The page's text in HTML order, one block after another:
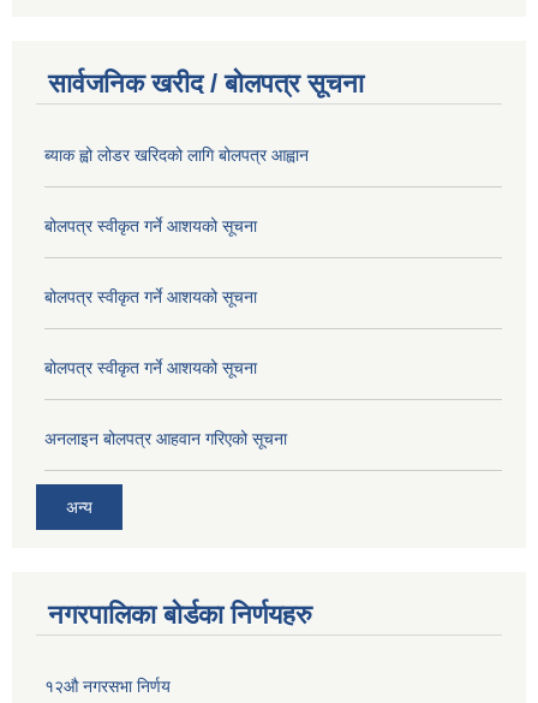
सार्वजनिक खरीद / बोलपत्र सूचना
ब्याक ह्वो लोडर खरिदको लागि बोलपत्र आह्वान
बोलपत्र स्वीकृत गर्ने आशयको सूचना
बोलपत्र स्वीकृत गर्ने आशयको सूचना
बोलपत्र स्वीकृत गर्ने आशयको सूचना
अनलाइन बोलपत्र आहवान गरिएको सूचना
अन्य
नगरपालिका बोर्डका निर्णयहरु
१२औ नगरसभा निर्णय